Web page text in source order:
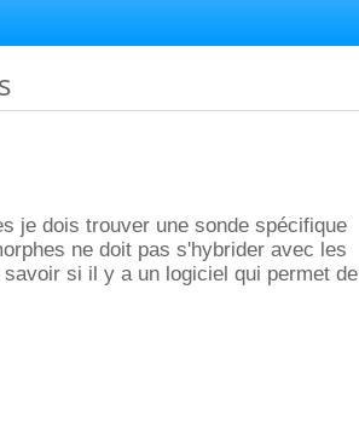
je dois trouver une sonde spécifique
ne doit pas s'hybrider avec les
si il y a un logiciel qui permet de